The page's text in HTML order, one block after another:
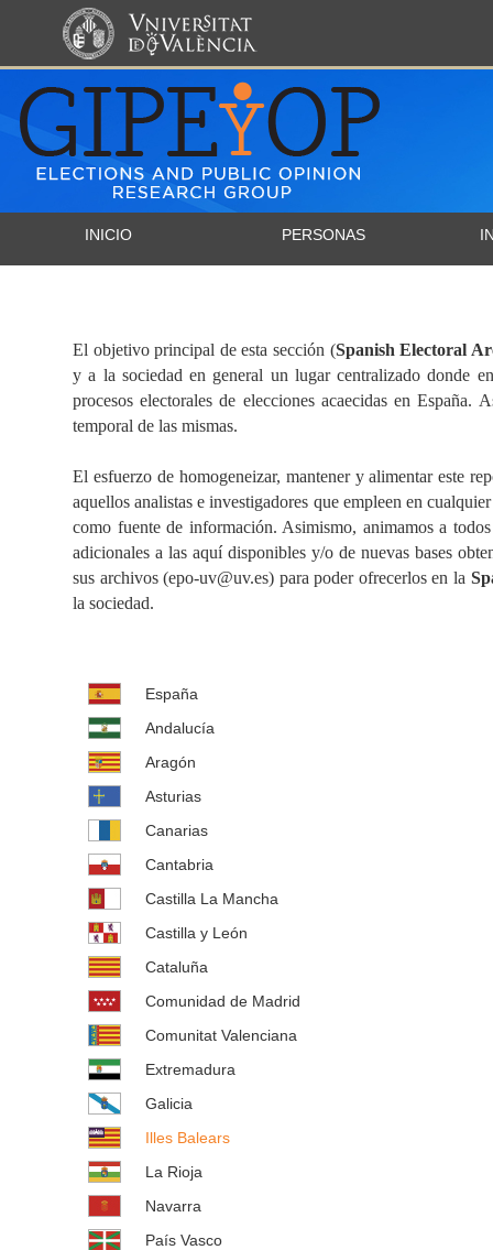
INICIO PERSONAS
El objetivo principal de esta sección (Spanish Electoral
y a la sociedad en general un lugar centralizado donde
procesos electorales de elecciones acaecidas en
temporal de las mismas.
El esfuerzo de homogeneizar, mantener y alimentar este
aquellos analistas e investigadores que empleen en
como fuente de información. Asimismo, animamos a
adicionales a las aquí disponibles y/o de nuevas bases
sus archivos (epo-uv@uv.es) para poder ofrecerlos en la
la sociedad.
España
Andalucía
Aragón
Asturias
Canarias
Cantabria
Castilla La Mancha
Castilla y León
Cataluña
Comunidad de Madrid
Comunitat Valenciana
Extremadura
Galicia
Illes Balears
La Rioja
Navarra
País Vasco